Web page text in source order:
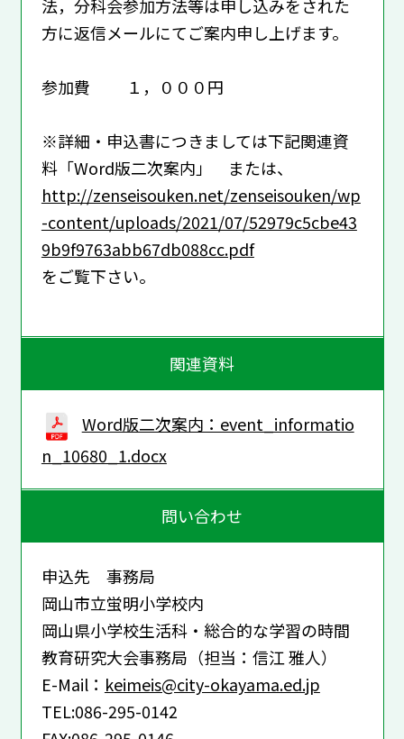
法，分科会参加方法等は申し込みをされた
方に返信メールにてご案内申し上げます。
参加費 １，０００円
※詳細・申込書につきましては下記関連資
料「Word版二次案内」 または、
http://zenseisouken.net/zenseisouken/wp
-content/uploads/2021/07/52979c5cbe43
9b9f9763abb67db088cc.pdf
をご覧下さい。
関連資料
Word版二次案内：event_informatio
n_10680_1.docx
問い合わせ
申込先 事務局
岡山市立蛍明小学校内
岡山県小学校生活科・総合的な学習の時間
教育研究大会事務局（担当：信江 雅人）
E-Mail： keimeis@city-okayama.ed.jp
TEL:086-295-0142